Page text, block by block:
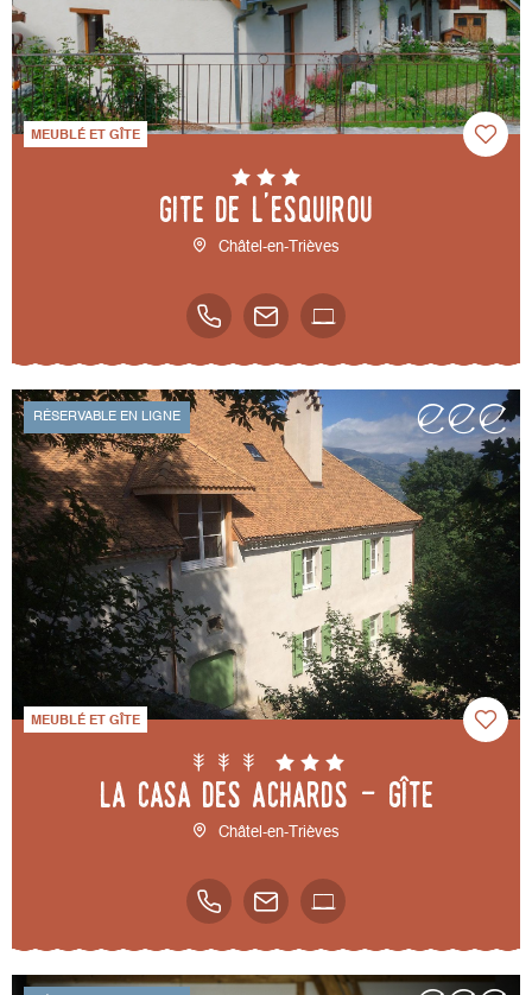
MEUBLÉ ET GÎTE
Gite de l'Esquirou
Châtel-en-Trièves
MEUBLÉ ET GÎTE
La Casa des Achards - Gîte
Châtel-en-Trièves
RÉSERVABLE EN LIGNE